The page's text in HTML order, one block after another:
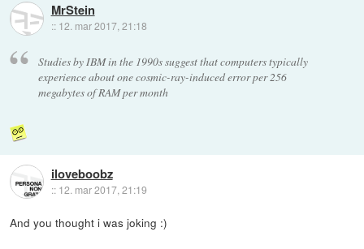
MrStein
:: 12. mar 2017, 21:18
Studies by IBM in the 1990s suggest that computers typically
experience about one cosmic-ray-induced error per 256
megabytes of RAM per month
iloveboobz
:: 12. mar 2017, 21:19
And you thought i was joking :)